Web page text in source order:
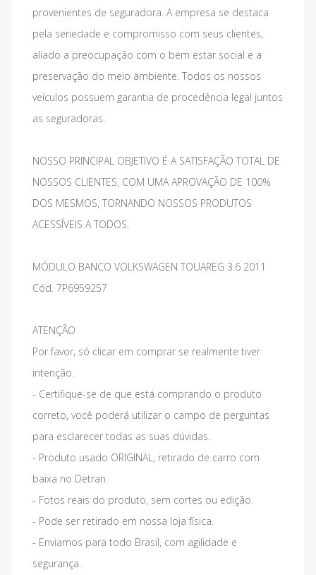
provenientes de seguradora. A empresa se destaca
pela seriedade e compromisso com seus clientes,
aliado a preocupação com o bem estar social e a
preservação do meio ambiente. Todos os nossos
veículos possuem garantia de procedência legal juntos
as seguradoras.
NOSSO PRINCIPAL OBJETIVO É A SATISFAÇÃO TOTAL DE
NOSSOS CLIENTES, COM UMA APROVAÇÃO DE 100%
DOS MESMOS, TORNANDO NOSSOS PRODUTOS
ACESSÍVEIS A TODOS.
MÓDULO BANCO VOLKSWAGEN TOUAREG 3.6 2011
Cód. 7P6959257
ATENÇÃO
Por favor, só clicar em comprar se realmente tiver
intenção.
- Certifique-se de que está comprando o produto
correto, você poderá utilizar o campo de perguntas
para esclarecer todas as suas dúvidas.
- Produto usado ORIGINAL, retirado de carro com
baixa no Detran.
- Fotos reais do produto, sem cortes ou edição.
- Pode ser retirado em nossa loja física.
- Enviamos para todo Brasil, com agilidade e
segurança.